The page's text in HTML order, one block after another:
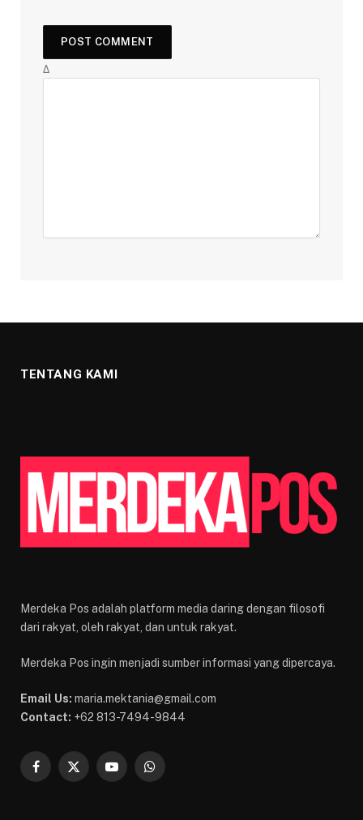
Δ
TENTANG KAMI
Merdeka Pos adalah platform media daring dengan filosofi
dari rakyat, oleh rakyat, dan untuk rakyat.
Merdeka Pos ingin menjadi sumber informasi yang dipercaya.
Email Us: maria.mektania@gmail.com
Contact: +62 813-7494-9844
Facebook
X
YouTubeWhatsApp